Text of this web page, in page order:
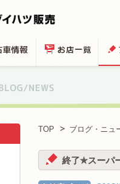
TOP ブログ・ニュ
終了✯スーパ